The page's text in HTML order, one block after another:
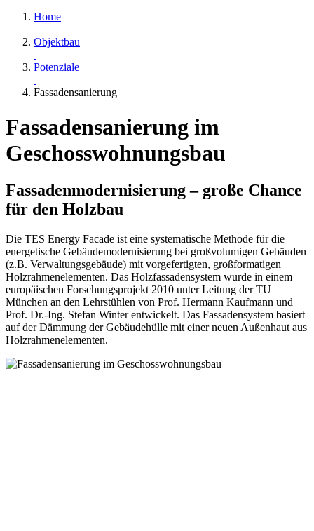
Home
Objektbau
Potenziale
Fassadensanierung
Fassadensanierung im
Geschosswohnungsbau
Fassadenmodernisierung – große Chance
für den Holzbau
Die TES Energy Facade ist eine systematische Methode für die
energetische Gebäudemodernisierung bei großvolumigen Gebäuden
(z.B. Verwaltungsgebäude) mit vorgefertigten, großformatigen
Holzrahmenelementen. Das Holzfassadensystem wurde in einem
europäischen Forschungsprojekt 2010 unter Leitung der TU
München an den Lehrstühlen von Prof. Hermann Kaufmann und
Prof. Dr.-Ing. Stefan Winter entwickelt. Das Fassadensystem basiert
auf der Dämmung der Gebäudehülle mit einer neuen Außenhaut aus
Holzrahmenelementen.